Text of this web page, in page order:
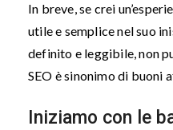
In breve, se crei
utile e semplice nel suo
definito e leggibile, non
SEO è sinonimo di buoni
Iniziamo con le